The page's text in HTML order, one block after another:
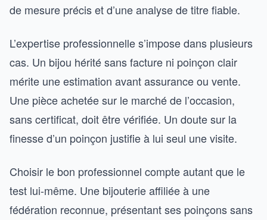
de mesure précis et d’une analyse de titre fiable.
L’expertise professionnelle s’impose dans plusieurs
cas. Un bijou hérité sans facture ni poinçon clair
mérite une estimation avant assurance ou vente.
Une pièce achetée sur le marché de l’occasion,
sans certificat, doit être vérifiée. Un doute sur la
finesse d’un poinçon justifie à lui seul une visite.
Choisir le bon professionnel compte autant que le
test lui-même. Une bijouterie affiliée à une
fédération reconnue, présentant ses poinçons sans